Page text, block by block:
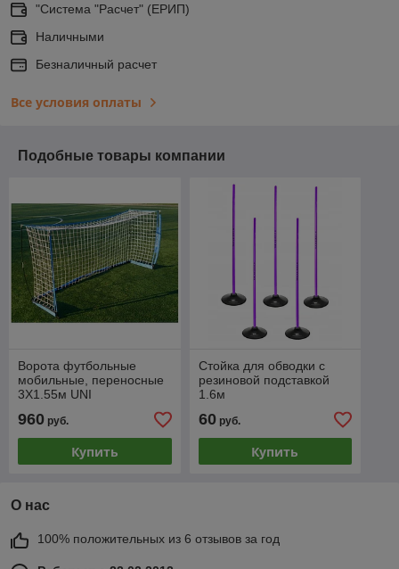
"Система "Расчет" (ЕРИП)
Наличными
Безналичный расчет
Все условия оплаты
Подобные товары компании
Ворота футбольные
мобильные, переносные
3X1.55м UNI
960 руб.
Купить
Стойка для обводки с
резиновой подставкой
1.6м
60руб.
Купить
О нас
100% положительных из 6 отзывов за год